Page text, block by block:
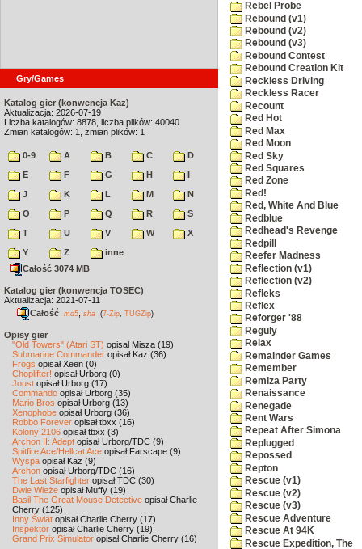
Gry/Games
Katalog gier (konwencja Kaz)
Aktualizacja: 2026-07-19
Liczba katalogów: 8878, liczba plików: 40040
Zmian katalogów: 1, zmian plików: 1
0-9 A B C
D
E
F G H
I
J
K L M
N
O
P Q R
S
T
U V W
X
Y
Z
inne
Całość 3074 MB
Katalog gier (konwencja TOSEC)
Aktualizacja: 2021-07-11
Całość md5 sha (7-Zip TUGZip)
Opisy gier
"Old Towers" (Atari ST) opisał Misza (19)
Submarine Commander opisał Kaz (36)
Frogs opisał Xeen (0)
Choplifter! opisał Urborg (0)
Joust opisał Urborg (17)
Commando opisał Urborg (35)
Mario Bros opisał Urborg (13)
Xenophobe opisał Urborg (36)
Robbo Forever opisał tbxx (16)
Kolony 2106 opisał tbxx (3)
Archon II: Adept opisał Urborg/TDC (9)
Spitfire Ace/Hellcat Ace opisał Farscape (9)
Wyspa opisał Kaz (9)
Archon opisał Urborg/TDC (16)
The Last Starfighter opisał TDC (30)
Dwie Wieże opisał Muffy (19)
Basil The Great Mouse Detective opisał Charlie
Cherry (125)
Inny Świat opisał Charlie Cherry (17)
Inspektor opisał Charlie Cherry (19)
Grand Prix Simulator opisał Charlie Cherry (16)
Rebel Probe
Rebound (v1)
Rebound (v2)
Rebound (v3)
Rebound Contest
Rebound Creation Kit
Reckless Driving
Reckless Racer
Recount
Red Hot
Red Max
Red Moon
Red Sky
Red Squares
Red Zone
Red!
Red, White And Blue
Redblue
Redhead's Revenge
Redpill
Reefer Madness
Reflection (v1)
Reflection (v2)
Refleks
Reflex
Reforger '88
Reguly
Relax
Remainder Games
Remember
Remiza Party
Renaissance
Renegade
Rent Wars
Repeat After Simona
Replugged
Repossed
Repton
Rescue (v1)
Rescue (v2)
Rescue (v3)
Rescue Adventure
Rescue At 94K
Rescue Expedition, The